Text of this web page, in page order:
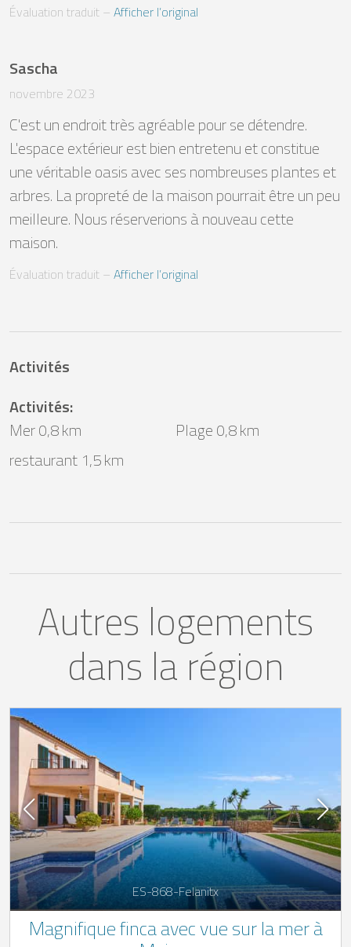
Évaluation traduit – Afficher l’original
Sascha
novembre 2023
C'est un endroit très agréable pour se détendre.
L'espace extérieur est bien entretenu et constitue
une véritable oasis avec ses nombreuses plantes et
arbres. La propreté de la maison pourrait être un peu
meilleure. Nous réserverions à nouveau cette
maison.
Évaluation traduit – Afficher l’original
Activités
Activités:
Mer 0,8 km
Plage 0,8 km
restaurant 1,5 km
Autres logements
dans la région
ES-868-Felanitx
Magnifique finca avec vue sur la mer à